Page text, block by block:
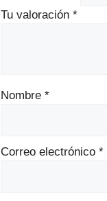
Tu valoración *
Nombre *
Correo electrónico *